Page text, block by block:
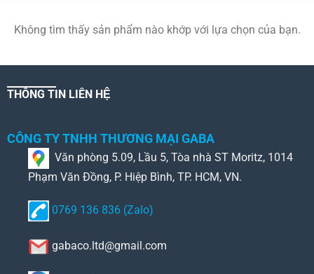
Không tìm thấy sản phẩm nào khớp với lựa chọn của bạn.
THÔNG TIN LIÊN HỆ
CÔNG TY TNHH THƯƠNG MẠI GABA
Văn phòng 5.09, Lầu 5, Tòa nhà ST Moritz, 1014
Phạm Văn Đồng, P. Hiệp Bình, TP. HCM, VN.
0769 136 836 (Zalo)
gabaco.ltd@gmail.com